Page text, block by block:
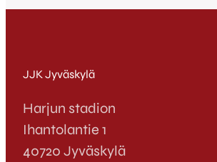
JJK Jyväskylä
Harjun stadion
Ihantolantie 1
40720 Jyväskylä